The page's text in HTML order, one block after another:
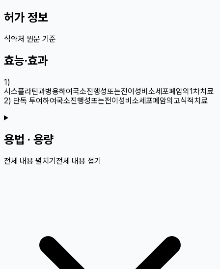
허가 정보
식약처 원문 기준
효능·효과
1)
시스플라틴과병용하여국소진행성또는전이성비소세포폐암의1차치료
2) 단독 투여하여국소진행성또는전이성비소세포폐암의고식적치료
용법 · 용량
전체 내용 펼치기전체 내용 접기